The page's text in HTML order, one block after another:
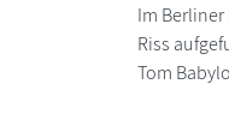
Im
Riss
Tom